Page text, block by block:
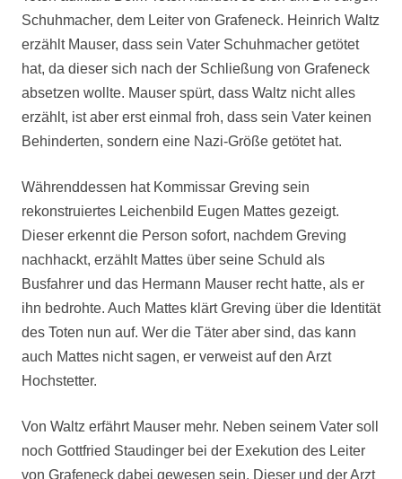
Schuhmacher, dem Leiter von Grafeneck. Heinrich Waltz
erzählt Mauser, dass sein Vater Schuhmacher getötet
hat, da dieser sich nach der Schließung von Grafeneck
absetzen wollte. Mauser spürt, dass Waltz nicht alles
erzählt, ist aber erst einmal froh, dass sein Vater keinen
Behinderten, sondern eine Nazi-Größe getötet hat.
Währenddessen hat Kommissar Greving sein
rekonstruiertes Leichenbild Eugen Mattes gezeigt.
Dieser erkennt die Person sofort, nachdem Greving
nachhackt, erzählt Mattes über seine Schuld als
Busfahrer und das Hermann Mauser recht hatte, als er
ihn bedrohte. Auch Mattes klärt Greving über die Identität
des Toten nun auf. Wer die Täter aber sind, das kann
auch Mattes nicht sagen, er verweist auf den Arzt
Hochstetter.
Von Waltz erfährt Mauser mehr. Neben seinem Vater soll
noch Gottfried Staudinger bei der Exekution des Leiter
von Grafeneck dabei gewesen sein. Dieser und der Arzt